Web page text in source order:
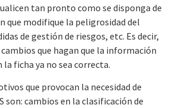
tan pronto como se disponga de
que modifique la peligrosidad del
de gestión de riesgos, etc. Es decir,
que hagan que la información
la ficha ya no sea correcta.
que provocan la necesidad de
son: cambios en la clasificación de